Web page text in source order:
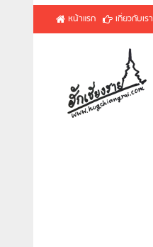
หน้าแรก เกี่ยวกับเรา